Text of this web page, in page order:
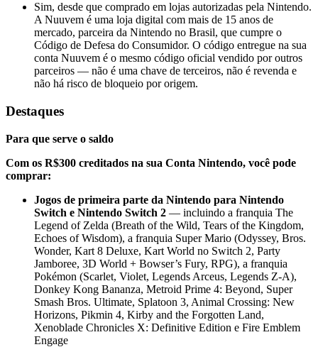
Sim, desde que comprado em lojas autorizadas pela Nintendo.
A Nuuvem é uma loja digital com mais de 15 anos de
mercado, parceira da Nintendo no Brasil, que cumpre o
Código de Defesa do Consumidor. O código entregue na sua
conta Nuuvem é o mesmo código oficial vendido por outros
parceiros — não é uma chave de terceiros, não é revenda e
não há risco de bloqueio por origem.
Destaques
Para que serve o saldo
Com os R$300 creditados na sua Conta Nintendo, você pode
comprar:
Jogos de primeira parte da Nintendo para Nintendo
Switch e Nintendo Switch 2 — incluindo a franquia The
Legend of Zelda (Breath of the Wild, Tears of the Kingdom,
Echoes of Wisdom), a franquia Super Mario (Odyssey, Bros.
Wonder, Kart 8 Deluxe, Kart World no Switch 2, Party
Jamboree, 3D World + Bowser’s Fury, RPG), a franquia
Pokémon (Scarlet, Violet, Legends Arceus, Legends Z-A),
Donkey Kong Bananza, Metroid Prime 4: Beyond, Super
Smash Bros. Ultimate, Splatoon 3, Animal Crossing: New
Horizons, Pikmin 4, Kirby and the Forgotten Land,
Xenoblade Chronicles X: Definitive Edition e Fire Emblem
Engage